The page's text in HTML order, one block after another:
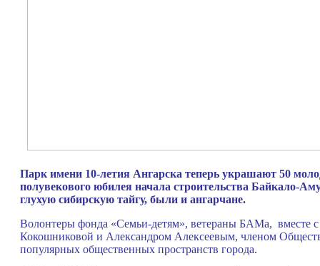
Парк имени 10-летия Ангарска теперь украшают 50
полувекового юбилея начала строительства Байкало-
глухую сибирскую тайгу, были и ангарчане.
Волонтеры фонда «Семьи-детям», ветераны БАМа, вместе
Кокошниковой и Александром Алексеевым, членом
популярных общественных пространств города.